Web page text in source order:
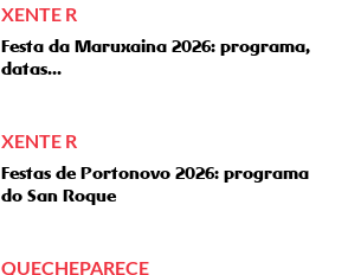
XENTE R
Festa da Maruxaina 2026: programa,
datas...
XENTE R
Festas de Portonovo 2026: programa
do San Roque
QUECHEPARECE